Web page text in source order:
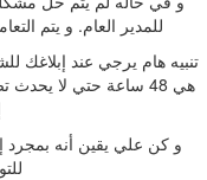
للمدير العام. و يتم
تنبيه هام يرجي عند
هي 48 ساعة حتي لا
و كن علي يقين أنه بمجرد